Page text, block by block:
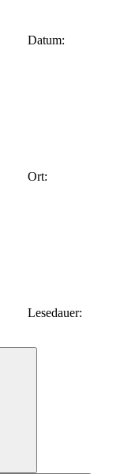
Datum:
Ort:
Lesedauer: